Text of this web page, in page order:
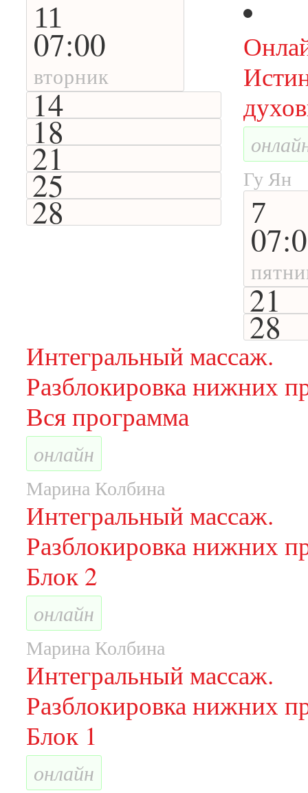
11
07:00
вторник
14
18
21
25
28
Гу Ян
7
21
28
Интегральный массаж.
Разблокировка нижних
Вся программа
онлайн
Марина Колбина
Интегральный массаж.
Разблокировка нижних
Блок 2
онлайн
Марина Колбина
Интегральный массаж.
Разблокировка нижних
Блок 1
онлайн